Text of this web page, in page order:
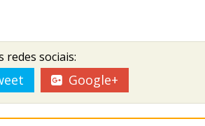
redes sociais:
Google+